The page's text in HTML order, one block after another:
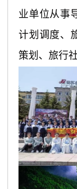
业单位从事
计划调度、
策划、旅行